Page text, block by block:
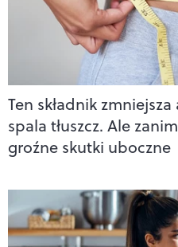
Ten składnik
spala tłuszcz. Ale
groźne skutki uboczne